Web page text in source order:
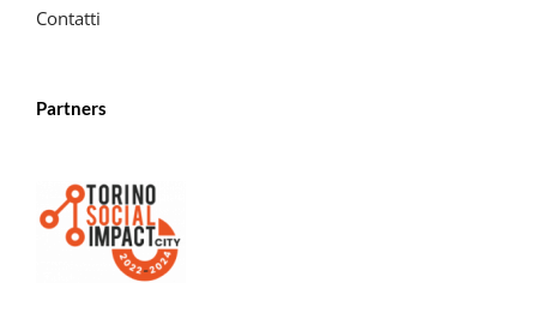
Contatti
Partners